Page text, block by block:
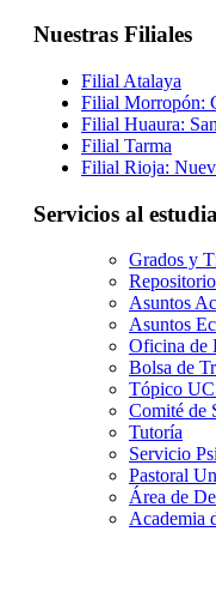
Nuestras Filiales
Filial Atalaya
Filial Morropón:
Filial Huaura:
Filial Tarma
Filial Rioja:
Servicios al
Grados y
Asuntos
Asuntos
Oficina de
Bolsa de
Tópico
Comité de
Tutoría
Servicio
Pastoral
Área de
Academia